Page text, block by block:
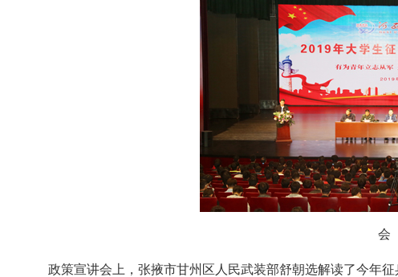
政策宣讲会上，张掖市甘州区人民武装部舒朝选解读了今年